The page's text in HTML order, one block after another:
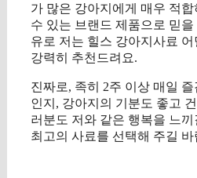
가 많은 강아지에게 매우 적
수 있는 브랜드 제품으로 믿을
유로 저는 힐스 강아지사료
강력히 추천드려요.
진짜로, 족히 2주 이상 매일
인지, 강아지의 기분도 좋고
러분도 저와 같은 행복을 느끼
최고의 사료를 선택해 주길